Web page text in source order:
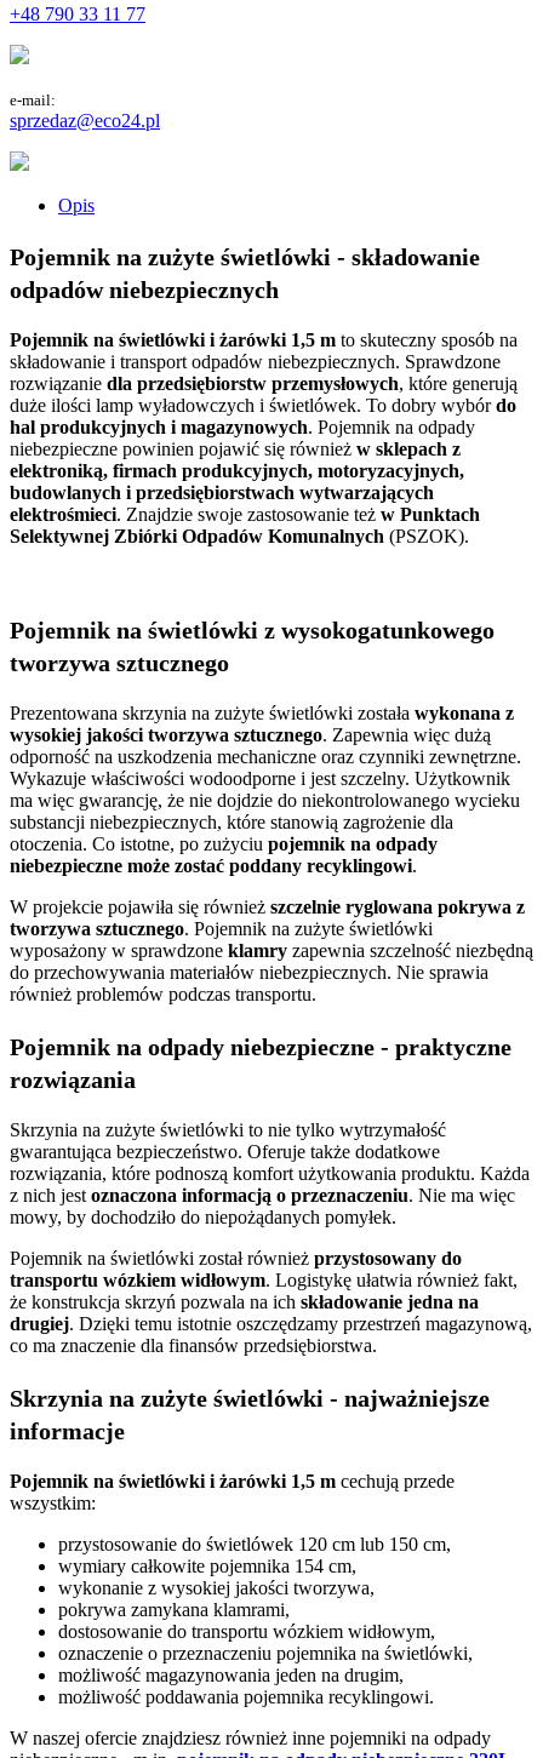
+48 790 33 11 77
e-mail:
sprzedaz@eco24.pl
Opis
Pojemnik na zużyte świetlówki - składowanie
odpadów niebezpiecznych
Pojemnik na świetlówki i żarówki 1,5 m to skuteczny sposób na
składowanie i transport odpadów niebezpiecznych. Sprawdzone
rozwiązanie dla przedsiębiorstw przemysłowych, które generują
duże ilości lamp wyładowczych i świetlówek. To dobry wybórdo
hal produkcyjnych i magazynowych. Pojemnik na odpady
niebezpieczne powinien pojawić się również w sklepach z
elektroniką, firmach produkcyjnych, motoryzacyjnych,
budowlanych i przedsiębiorstwach wytwarzających
elektrośmieci. Znajdzie swoje zastosowanie też w Punktach
Selektywnej Zbiórki Odpadów Komunalnych (PSZOK).
Pojemnik na świetlówki z wysokogatunkowego
tworzywa sztucznego
Prezentowana skrzynia na zużyte świetlówki została wykonana z
wysokiej jakości tworzywa sztucznego. Zapewnia więc dużą
odporność na uszkodzenia mechaniczne oraz czynniki zewnętrzne.
Wykazuje właściwości wodoodporne i jest szczelny. Użytkownik
ma więc gwarancję, że nie dojdzie do niekontrolowanego wycieku
substancji niebezpiecznych, które stanowią zagrożenie dla
otoczenia. Co istotne, po zużyciu pojemnik na odpady
niebezpieczne może zostać poddany recyklingowi.
W projekcie pojawiła się również szczelnie ryglowana pokrywa z
tworzywa sztucznego. Pojemnik na zużyte świetlówki
wyposażony w sprawdzone klamry zapewnia szczelność niezbędną
do przechowywania materiałów niebezpiecznych. Nie sprawia
również problemów podczas transportu.
Pojemnik na odpady niebezpieczne - praktyczne
rozwiązania
Skrzynia na zużyte świetlówki to nie tylko wytrzymałość
gwarantująca bezpieczeństwo. Oferuje także dodatkowe
rozwiązania, które podnoszą komfort użytkowania produktu. Każda
z nich jest oznaczona informacją o przeznaczeniu. Nie ma więc
mowy, by dochodziło do niepożądanych pomyłek.
Pojemnik na świetlówki został również przystosowany do
transportu wózkiem widłowym. Logistykę ułatwia również fakt,
że konstrukcja skrzyń pozwala na ich składowanie jedna na
drugiej. Dzięki temu istotnie oszczędzamy przestrzeń magazynową,
co ma znaczenie dla finansów przedsiębiorstwa.
Skrzynia na zużyte świetlówki - najważniejsze
informacje
Pojemnik na świetlówki i żarówki 1,5 m cechują przede
wszystkim:
przystosowanie do świetlówek 120 cm lub 150 cm,
wymiary całkowite pojemnika 154 cm,
wykonanie z wysokiej jakości tworzywa,
pokrywa zamykana klamrami,
dostosowanie do transportu wózkiem widłowym,
oznaczenie o przeznaczeniu pojemnika na świetlówki,
możliwość magazynowania jeden na drugim,
możliwość poddawania pojemnika recyklingowi.
W naszej ofercie znajdziesz również inne pojemniki na odpady